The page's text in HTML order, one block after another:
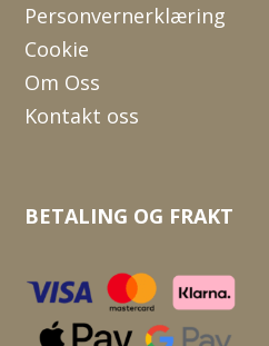
Personvernerklæring
Cookie
Om Oss
Kontakt oss
BETALING OG FRAKT